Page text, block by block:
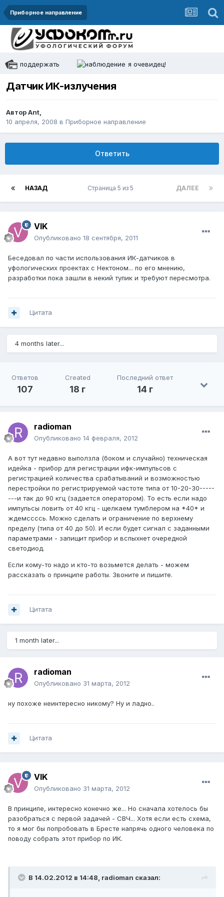
Приборное направление
поддержать я очевидец!
Датчик ИК-излучения
АвторAnt,
10 апреля, 2008 в Приборное направление
Ответить
НАЗАД ДАЛЕЕ
Страница 5 из 5
VIK
Опубликовано 18 сентября, 2011
Беседовал по части использования ИК-датчиков в
уфологических проектах с Нектоном... по его мнению,
разработки пока зашли в некий тупик и требуют пересмотра.
Цитата
4 months later...
Ответов
107
Created
18 г
Последний ответ
14 г
radioman
Опубликовано 14 февраля, 2012
А вот тут недавно выползла (боком и случайно) техническая
идейка - прибор для регистрации ифк-импульсов с
регистрацией количества срабатываний и возможностью
перестройки по регистрируемой частоте типа от 10-20-30-----
---и так до 90 кгц (задается оператором). То есть если надо
импульсы ловить от 40 кгц - щелкаем тумблером на *40* и
ждемссссь. Можно сделать и ограничение по верхнему
пределу (типа от 40 до 50). И если будет сигнал с заданными
параметрами - запищит прибор и вспыхнет очередной
светодиод.
Если кому-то надо и кто-то возьмется делать - можем
рассказать о принципе работы. Звоните и пишите.
Цитата
1 month later...
radioman
Опубликовано 31 марта, 2012
ну похоже неинтересно никому? Ну и ладно..
Цитата
VIK
Опубликовано 31 марта, 2012
В принципе, интересно конечно же... Но сначала хотелось бы
разобраться с первой задачей - СВЧ... Хотя если есть схема,
то я мог бы попробовать в Бресте напрячь одного человека по
поводу собрать этот прибор по ИК.
В 14.02.2012 в 14:48, radioman сказал: